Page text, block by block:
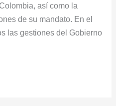
así como la
de su mandato. En el
las gestiones del Gobierno